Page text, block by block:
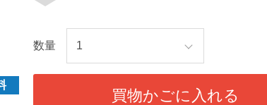
数量
買物かごに入れる